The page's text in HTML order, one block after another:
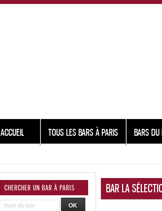
ACCUEIL TOUS LES BARS À PARIS BARS
CHERCHER UN BAR À PARIS BAR LA